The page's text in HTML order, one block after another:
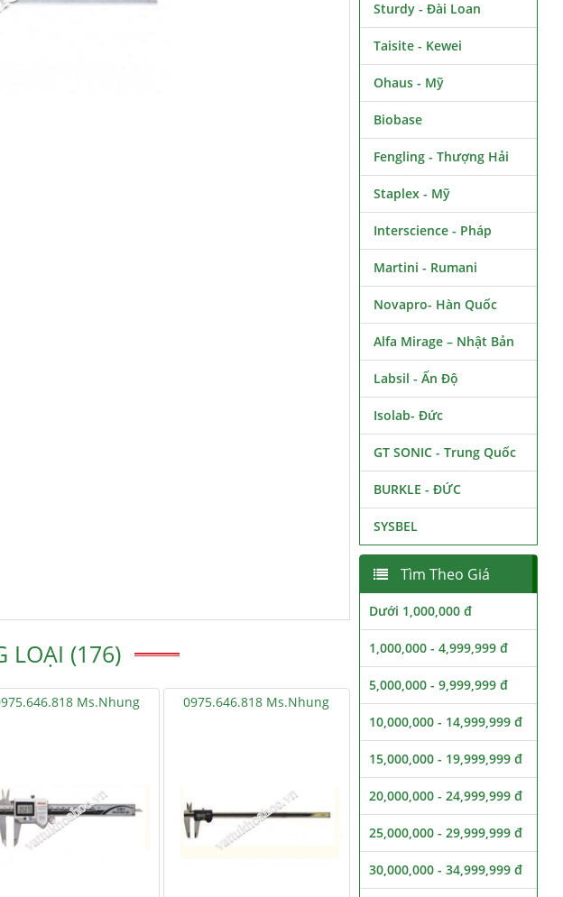
LOẠI (176)
Ms.Nhung 0975.646.818 Ms.Nhung
Sturdy - Đài Loan
Taisite - Kewei
Ohaus - Mỹ
Biobase
Fengling - Thượng Hải
Staplex - Mỹ
Interscience - Pháp
Martini - Rumani
Novapro- Hàn Quốc
Alfa Mirage – Nhật Bản
Labsil - Ấn Độ
Isolab- Đức
GT SONIC - Trung Quốc
BURKLE - ĐỨC
SYSBEL
Tìm Theo Giá
Dưới 1,000,000 đ
1,000,000 - 4,999,999 đ
5,000,000 - 9,999,999 đ
10,000,000 - 14,999,999 đ
15,000,000 - 19,999,999 đ
20,000,000 - 24,999,999 đ
25,000,000 - 29,999,999 đ
30,000,000 - 34,999,999 đ